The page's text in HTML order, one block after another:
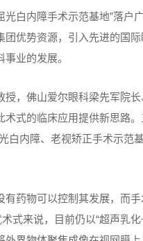
光白内障手术示范基地”落
优势资源，引入先进的国
业的发展。
，佛山爱尔眼科梁先军院
式的临床应用提供新思路
白内障、老视矫正手术示
药物可以控制其发展，而
式来说，目前仍以“超声乳